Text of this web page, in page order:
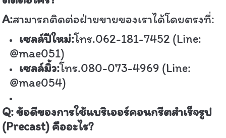
A:สามารถติดต่อฝ่ายขายของเราได้โดยตรงที่:
เซลล์ปีใหม่:โทร.062-181-7452 (Line:
@mae051)
เซลล์มิ้ว:โทร.080-073-4969 (Line:
@mae054)
Q:ข้อดีของการใช้แบริเออร์คอนกรีตสำเร็จรูป
(Precast) คืออะไร?